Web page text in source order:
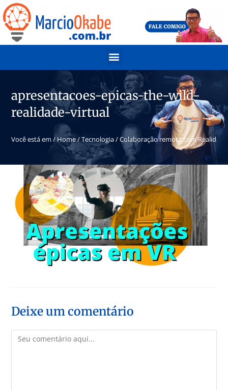
apresentacoes-epicas-the-wild-
realidade-virtual
Você está em / Home/Tecnologia/Colaboração remota com
Deixe um comentário